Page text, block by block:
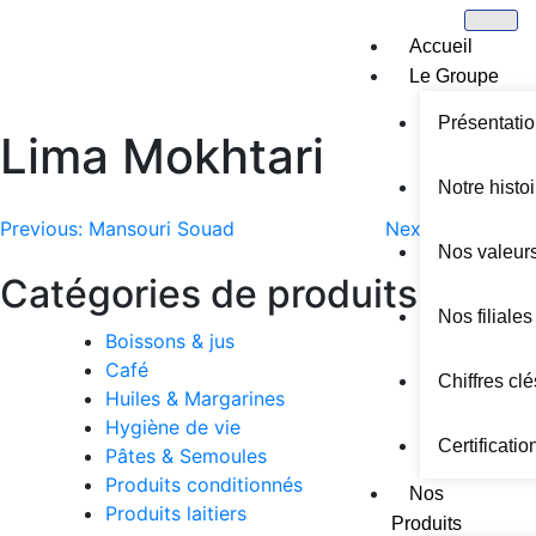
Accueil
Le Groupe
Notre
Nos
Nos filiales
Chiffres
Nos
Produits
Lima Mokhtari
Previous: Mansouri Souad Next:
Catégories de produits
Boissons & jus
Café
Huiles & Margarines
Hygiène de vie
Pâtes & Semoules
Produits conditionnés
Produits laitiers